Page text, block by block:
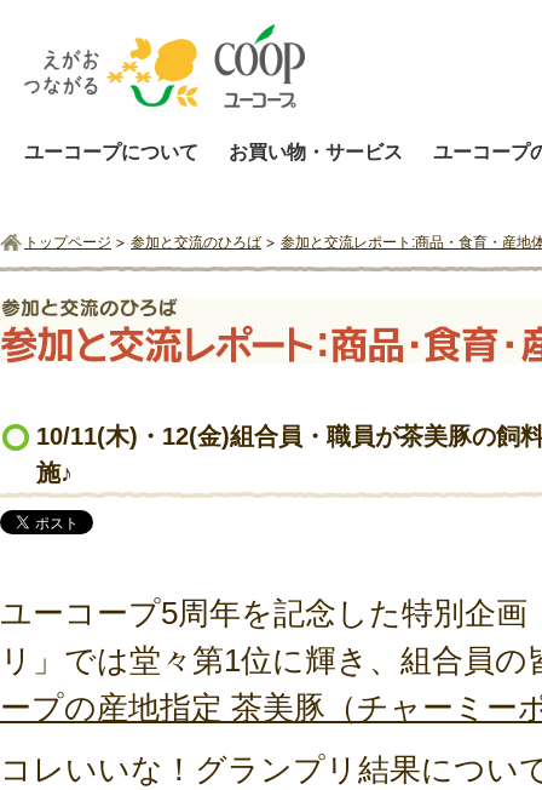
ユーコープについて お買い物・サービス ユーコープ
トップページ 参加と交流のひろば 参加と交流レポート:商品・食育・産地
10/11(木)・12(金)組合員・職員が茶美豚の飼
施♪
ユーコープ5周年を記念した特別企
リ」では堂々第1位に輝き、組合員の
ープの産地指定 茶美豚（チャーミー
コレいいな！グランプリ結果につい